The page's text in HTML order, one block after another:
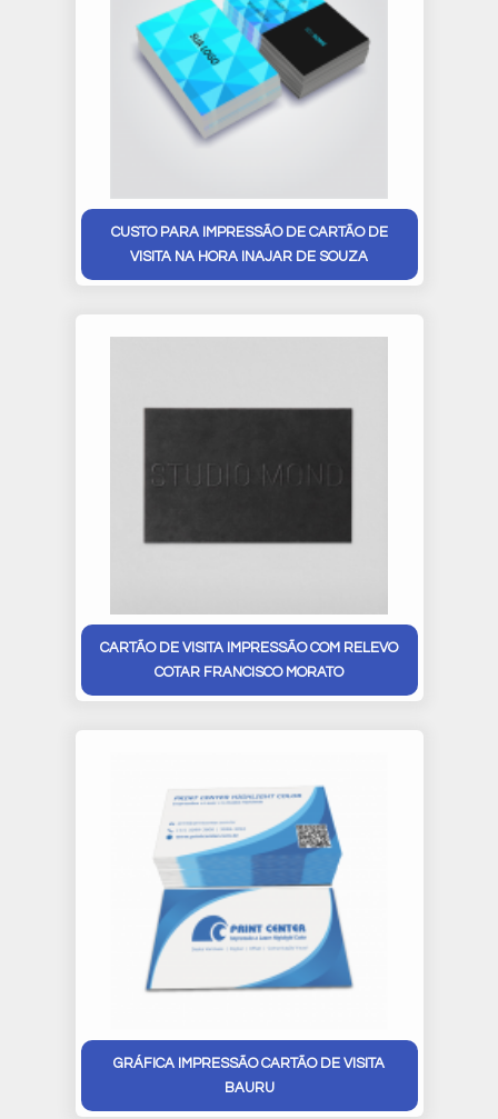
CUSTO PARA IMPRESSÃO DE CARTÃO DE
VISITA NA HORA INAJAR DE SOUZA
CARTÃO DE VISITA IMPRESSÃO COM RELEVO
COTAR FRANCISCO MORATO
GRÁFICA IMPRESSÃO CARTÃO DE VISITA
BAURU